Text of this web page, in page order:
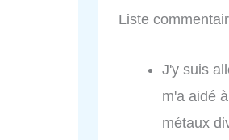
Liste
J'y suis
m'a aidé
métaux